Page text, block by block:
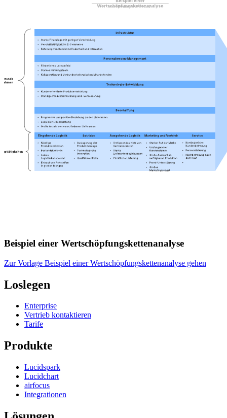
Beispiel einer Wertschöpfungskettenanalyse
Zur Vorlage Beispiel einer Wertschöpfungskettenanalyse gehen
Loslegen
Enterprise
Vertrieb kontaktieren
Tarife
Produkte
Lucidspark
Lucidchart
airfocus
Integrationen